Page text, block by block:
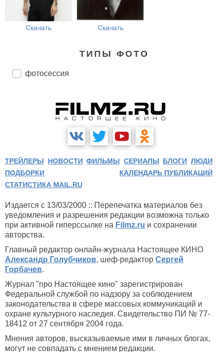
Скачать Скачать
ТИПЫ ФОТО
фотосессия
ТРЕЙЛЕРЫ НОВОСТИ ФИЛЬМЫ СЕРИАЛЫ БЛОГИ ЛЮДИ
ПОДБОРКИ
КАЛЕНДАРЬ ПУБЛИКАЦИЙ
СТАТИСТИКА MAIL.RU
Издается с 13/03/2000 :: Перепечатка материалов без
уведомления и разрешения редакции возможна только
при активной гиперссылке на Filmz.ru и сохранении
авторства.
Главный редактор онлайн-журнала Настоящее КИНО
Александр Голубчиков, шеф-редактор Сергей
Горбачев.
Журнал "про Настоящее кино" зарегистрирован
Федеральной службой по надзору за соблюдением
законодательства в сфере массовых коммуникаций и
охране культурного наследия. Свидетельство ПИ № 77-
18412 от 27 сентября 2004 года.
Мнения авторов, высказываемые ими в личных блогах,
могут не совпадать с мнением редакции.